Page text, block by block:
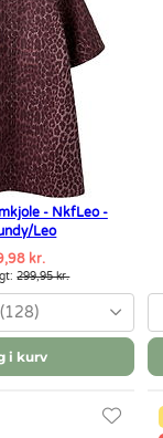
- NkfLeo -
Leo
kr.
299,95 kr.
i kurv